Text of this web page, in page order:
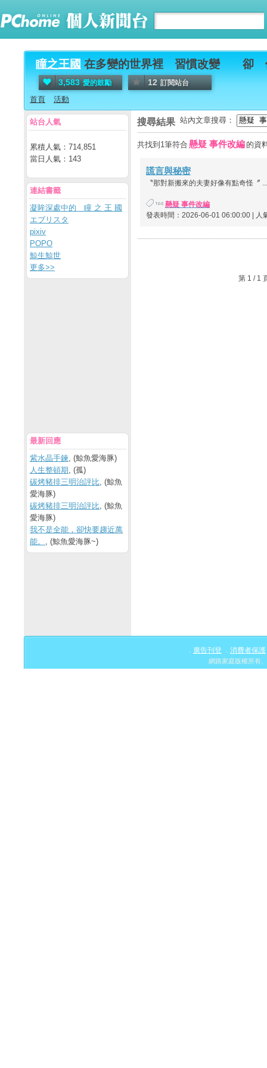
瞳之王國 在多變的世界裡 習慣改變 卻
3,583 愛的鼓勵 12 訂閱站台
首頁 活動
搜尋結果 站內文章搜尋：
共找到1筆符合 懸疑 事件改編 的資
謊言與秘密
〝那對新搬來的夫妻好像有點奇怪〞 ...
懸疑 事件改編
發表時間：2026-06-01 06:00:00 | 人
第 1 /
站台人氣
累積人氣： 714,851
當日人氣： 143
連結書籤
凝眸深處中的 瞳 之 王 國
エブリスタ
pixiv
POPO
鯨生鯨世
更多>>
最新回應
紫水晶手鍊, (鯨魚愛海豚)
人生整頓期, (孤)
碳烤豬排三明治評比, (鯨魚
愛海豚)
碳烤豬排三明治評比, (鯨魚
愛海豚)
我不是全能，卻快要趨近萬
能。 , (鯨魚愛海豚~)
． 廣告刊登 ． 消費者保護
網路家庭版權所有